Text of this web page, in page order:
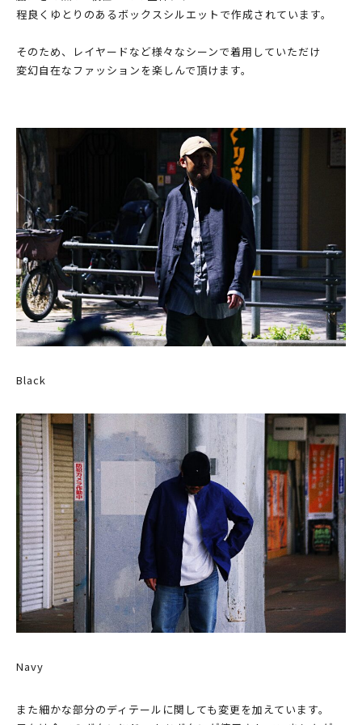
程良くゆとりのあるボックスシルエットで作成されています。
そのため、レイヤードなど様々なシーンで着用していただけ
変幻自在なファッションを楽しんで頂けます。
Black
Navy
また細かな部分のディテールに関しても変更を加えています。